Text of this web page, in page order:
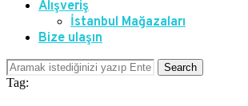
Alışveriş
İstanbul Mağazaları
Bize ulaşın
Search
Tag: